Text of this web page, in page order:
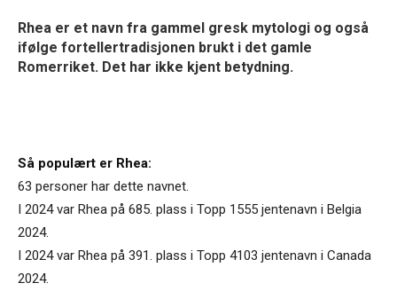
Rhea er et navn fra gammel gresk mytologi og også
ifølge fortellertradisjonen brukt i det gamle
Romerriket. Det har ikke kjent betydning.
Så populært er Rhea:
63 personer har dette navnet.
I 2024 var Rhea på 685. plass i Topp 1555 jentenavn i Belgia
2024.
I 2024 var Rhea på 391. plass i Topp 4103 jentenavn i Canada
2024.